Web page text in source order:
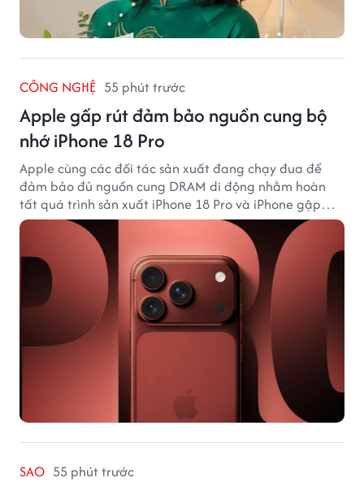
CÔNG NGHỆ 55 phút trước
Apple gấp rút đảm bảo nguồn cung bộ
nhớ iPhone 18 Pro
Apple cùng các đối tác sản xuất đang chạy đua để
đảm bảo đủ nguồn cung DRAM di động nhằm hoàn
tất quá trình sản xuất iPhone 18 Pro và iPhone gập
đầu tiên.
SAO 55 phút trước